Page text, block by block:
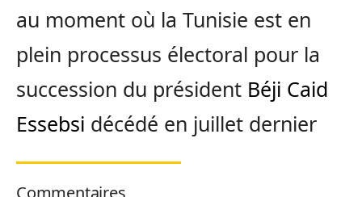
au moment où la Tunisie est en
plein processus électoral pour la
succession du président Béji Caid
Essebsi décédé en juillet dernier